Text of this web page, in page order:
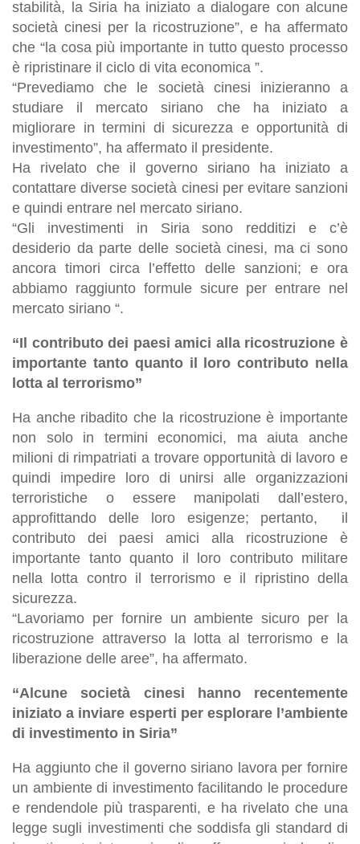
stabilità, la Siria ha iniziato a dialogare con alcune
società cinesi per la ricostruzione”, e ha affermato
che “la cosa più importante in tutto questo processo
è ripristinare il ciclo di vita economica ”.
“Prevediamo che le società cinesi inizieranno a
studiare il mercato siriano che ha iniziato a
migliorare in termini di sicurezza e opportunità di
investimento”, ha affermato il presidente.
Ha rivelato che il governo siriano ha iniziato a
contattare diverse società cinesi per evitare sanzioni
e quindi entrare nel mercato siriano.
“Gli investimenti in Siria sono redditizi e c’è
desiderio da parte delle società cinesi, ma ci sono
ancora timori circa l’effetto delle sanzioni; e ora
abbiamo raggiunto formule sicure per entrare nel
mercato siriano “.
“Il contributo dei paesi amici alla ricostruzione è
importante tanto quanto il loro contributo nella
lotta al terrorismo”
Ha anche ribadito che la ricostruzione è importante
non solo in termini economici, ma aiuta anche
milioni di rimpatriati a trovare opportunità di lavoro e
quindi impedire loro di unirsi alle organizzazioni
terroristiche o essere manipolati dall’estero,
approfittando delle loro esigenze; pertanto, il
contributo dei paesi amici alla ricostruzione è
importante tanto quanto il loro contributo militare
nella lotta contro il terrorismo e il ripristino della
sicurezza.
“Lavoriamo per fornire un ambiente sicuro per la
ricostruzione attraverso la lotta al terrorismo e la
liberazione delle aree”, ha affermato.
“Alcune società cinesi hanno recentemente
iniziato a inviare esperti per esplorare l’ambiente
di investimento in Siria”
Ha aggiunto che il governo siriano lavora per fornire
un ambiente di investimento facilitando le procedure
e rendendole più trasparenti, e ha rivelato che una
legge sugli investimenti che soddisfa gli standard di